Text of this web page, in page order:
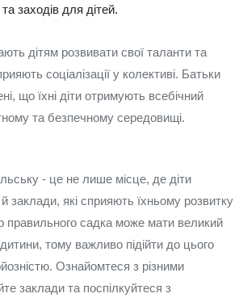
заходів для дітей.
дітям розвивати свої таланти та
соціалізації у колективі. Батьки
що їхні діти отримують всебічний
та безпечному середовищі.
- це не лише місце, де діти
заклади, які сприяють їхньому розвитку
правильного садка може мати великий
тому важливо підійти до цього
Ознайомтеся з різними
заклади та поспілкуйтеся з